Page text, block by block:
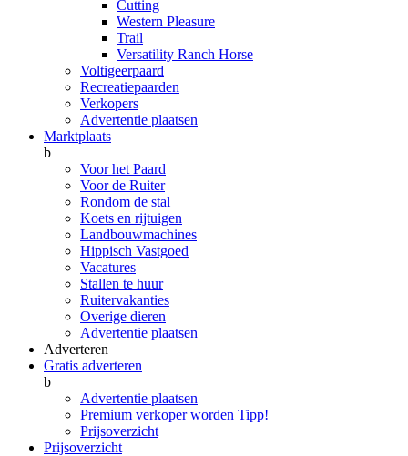
Cutting
Western Pleasure
Trail
Versatility Ranch Horse
Voltigeerpaard
Recreatiepaarden
Verkopers
Advertentie plaatsen
Marktplaats
b
Voor het Paard
Voor de Ruiter
Rondom de stal
Koets en rijtuigen
Landbouwmachines
Hippisch Vastgoed
Vacatures
Stallen te huur
Ruitervakanties
Overige dieren
Advertentie plaatsen
Adverteren
Gratis adverteren
b
Advertentie plaatsen
Premium verkoper worden Tipp!
Prijsoverzicht
Prijsoverzicht